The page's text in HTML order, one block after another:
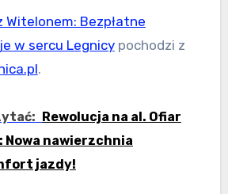
Witelonem: Bezpłatne
w sercu Legnicypochodzi z
.
Rewolucja na al. Ofiar
Nowa nawierzchnia
jazdy!